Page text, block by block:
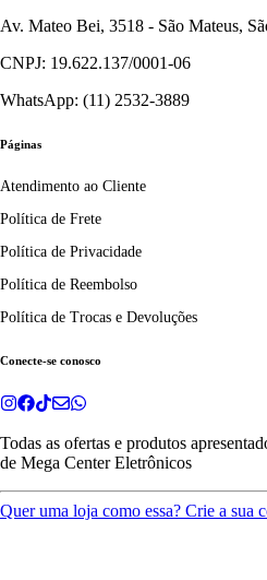
Av. Mateo Bei, 3518 - São Mateus,
CNPJ: 19.622.137/0001-06
WhatsApp: (11) 2532-3889
Páginas
Atendimento ao Cliente
Política de Frete
Política de Privacidade
Política de Reembolso
Política de Trocas e Devoluções
Conecte-se conosco
Todas as ofertas e produtos
de Mega Center Eletrônicos
Quer uma loja como essa? Crie a sua